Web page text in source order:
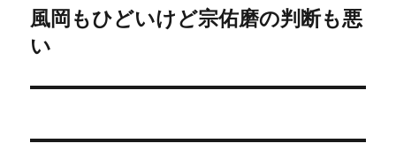
ゲ
ー
シ
次
の
稿:
風岡もひどいけど宗佑磨の判断も悪
い